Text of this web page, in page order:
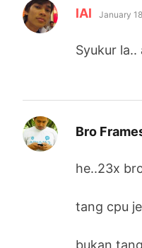
lAl says:
January
Syukur
Bro
he..23x
tang cpu
bukan